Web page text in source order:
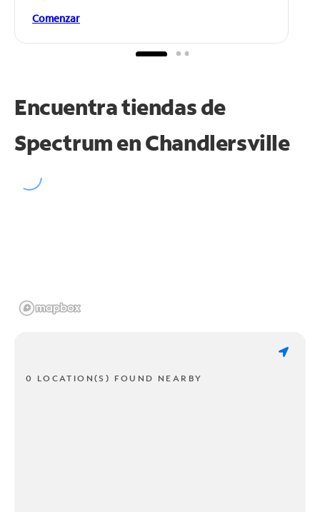
Comenzar
Encuentra tiendas de
Spectrum enChandlersville
0 LOCATION(S) FOUND NEARBY